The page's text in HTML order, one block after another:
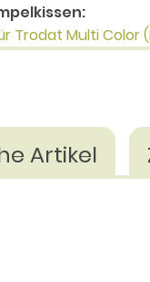
Trodat Multi Color
Artikel